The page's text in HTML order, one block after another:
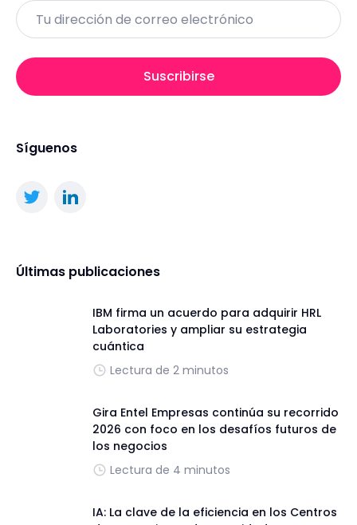
Email
Suscribirse
Síguenos
Últimas publicaciones
IBM firma un acuerdo para adquirir HRL
Laboratories y ampliar su estrategia
cuántica
Lectura de 2 minutos
Gira Entel Empresas continúa su recorrido
2026 con foco en los desafíos futuros de
los negocios
Lectura de 4 minutos
IA: La clave de la eficiencia en los Centros